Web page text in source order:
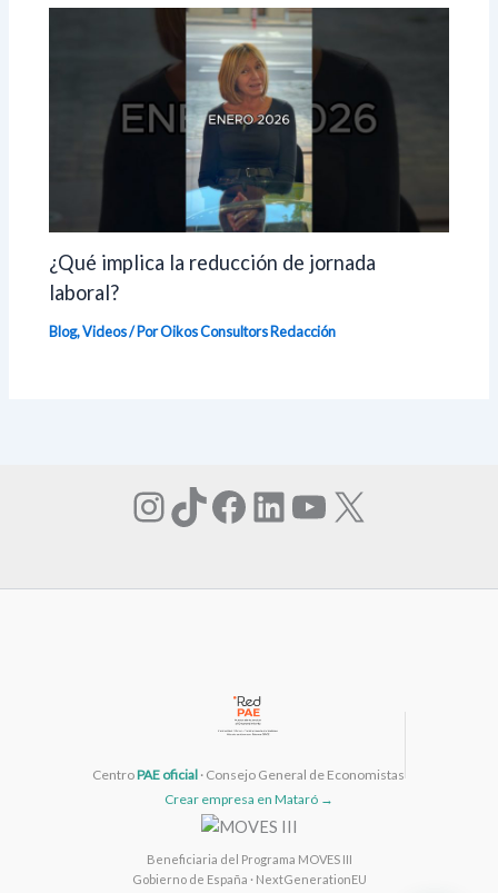
¿Qué implica la reducción de jornada
laboral?
Blog,Videos/ Por Oikos ConsultorsRedacción
Instagram
TikTok
Facebook
LinkedIn
YouTube
X
CentroPAE oficial · Consejo General de Economistas
Crear empresa en Mataró →
Beneficiaria del Programa MOVES III
Gobierno de España · NextGenerationEU